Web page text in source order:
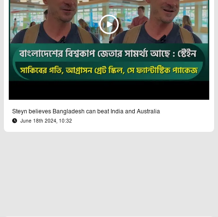
Steyn believes Bangladesh can beat India and Australia
June 18th 2024, 10:32